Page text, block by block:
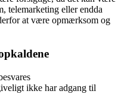
telemarketing eller endda
at være opmærksom og
ikke har adgang til